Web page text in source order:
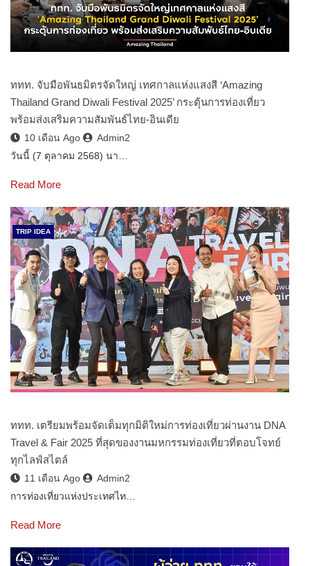
ททท. จับมือพันธมิตรจัดใหญ่ เทศกาลแห่งแสงสี ‘Amazing
Thailand Grand Diwali Festival 2025’ กระตุ้นการท่องเที่ยว
พร้อมส่งเสริมความสัมพันธ์ไทย-อินเดีย
10 เดือน Ago
Admin2
วันนี้ (7 ตุลาคม 2568) นา…
Read More
TRIP IDEA
ททท. เตรียมพร้อมจัดเต็มทุกมิติใหม่การท่องเที่ยวผ่านงาน DNA
Travel & Fair 2025 ที่สุดของงานมหกรรมท่องเที่ยวที่ตอบโจทย์
ทุกไลฟ์สไตล์
11 เดือน Ago
Admin2
การท่องเที่ยวแห่งประเทศไท…
Read More